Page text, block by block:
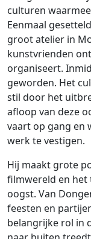
culturen
Eenmaal
groot atelier in
kunstvrienden
organiseert.
geworden. Het
stil door het
afloop van deze
vaart op gang en
werk te vestigen.
Hij maakt grote
filmwereld en het
oogst. Van
feesten en
belangrijke rol in